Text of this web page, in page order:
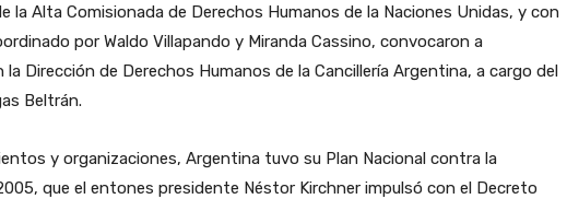
la Alta Comisionada de Derechos Humanos de la Naciones Unidas, y con
por Waldo Villapando y Miranda Cassino, convocaron a
Dirección de Derechos Humanos de la Cancillería Argentina, a cargo del
Beltrán.
y organizaciones, Argentina tuvo su Plan Nacional contra la
que el entones presidente Néstor Kirchner impulsó con el Decreto